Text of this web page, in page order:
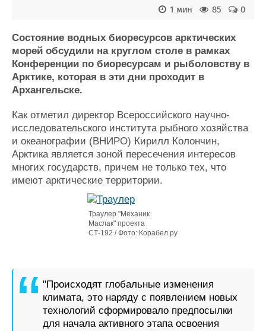
Пульс
Новости
Компании
Репутация
Работа
Журнал
Реклама
Доска объявлений
Продажа флота
Оборудование
Изделия
Конференции
Выставки и семинары
Флот
Галерея флота
Отзывы
Все службы
0
85
1 мин
Состояние водных биоресурсов арктических
морей обсудили на круглом столе в рамках
Конференции по биоресурсам и рыболовству в
Арктике, которая в эти дни проходит в
Архангельске.
Как отметил директор Всероссийского научно-
исследовательского института рыбного хозяйства
и океанографии (ВНИРО) Кирилл Колончин,
Арктика является зоной пересечения интересов
многих государств, причем не только тех, что
имеют арктические территории.
Траулер "Механик
Маслак" проекта
СТ-192 / Фото: Корабел.ру
"Происходят глобальные изменения
климата, это наряду с появлением новых
технологий сформировало предпосылки
для начала активного этапа освоения